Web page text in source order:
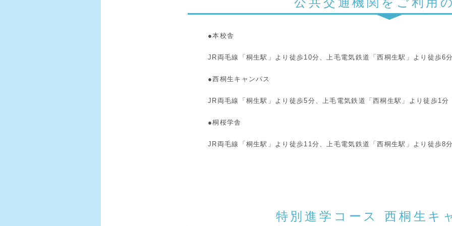
●本校舎
JR両毛線「桐生駅」より徒歩10分、上毛電気鉄道「西桐生駅」より徒歩6分
●西桐生キャンパス
JR両毛線「桐生駅」より徒歩5分、上毛電気鉄道「西桐生駅」より徒歩1分
●桐桜学舎
JR両毛線「桐生駅」より徒歩11分、上毛電気鉄道「西桐生駅」より徒歩8分
特別進学コース 西桐生キ